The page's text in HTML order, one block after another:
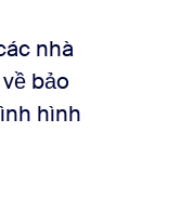
nhà
bảo
hình